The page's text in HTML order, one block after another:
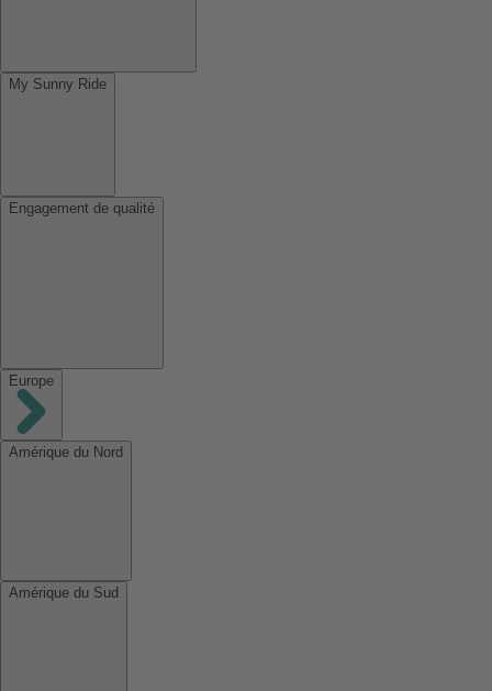
My Sunny Ride
Engagement de qualité
Europe
Amérique du Nord
Amérique du Sud